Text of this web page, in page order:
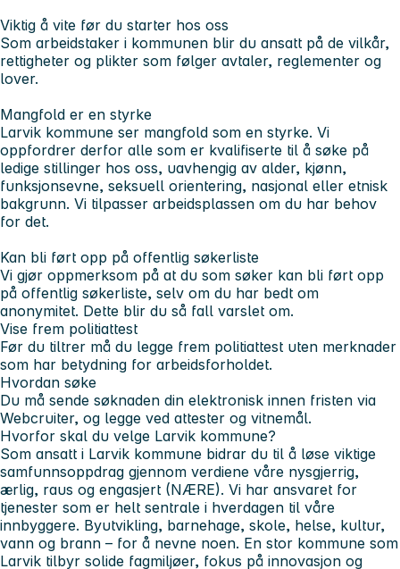
Viktig å vite før du starter hos oss
Som arbeidstaker i kommunen blir du ansatt på de vilkår,
rettigheter og plikter som følger avtaler, reglementer og
lover.
Mangfold er en styrke
Larvik kommune ser mangfold som en styrke. Vi
oppfordrer derfor alle som er kvalifiserte til å søke på
ledige stillinger hos oss, uavhengig av alder, kjønn,
funksjonsevne, seksuell orientering, nasjonal eller etnisk
bakgrunn. Vi tilpasser arbeidsplassen om du har behov
for det.
Kan bli ført opp på offentlig søkerliste
Vi gjør oppmerksom på at du som søker kan bli ført opp
på offentlig søkerliste, selv om du har bedt om
anonymitet. Dette blir du så fall varslet om.
Vise frem politiattest
Før du tiltrer må du legge frem politiattest uten merknader
som har betydning for arbeidsforholdet.
Hvordan søke
Du må sende søknaden din elektronisk innen fristen via
Webcruiter, og legge ved attester og vitnemål.
Hvorfor skal du velge Larvik kommune?
Som ansatt i Larvik kommune bidrar du til å løse viktige
samfunnsoppdrag gjennom verdiene våre nysgjerrig,
ærlig, raus og engasjert (NÆRE). Vi har ansvaret for
tjenester som er helt sentrale i hverdagen til våre
innbyggere. Byutvikling, barnehage, skole, helse, kultur,
vann og brann – for å nevne noen. En stor kommune som
Larvik tilbyr solide fagmiljøer, fokus på innovasjon og